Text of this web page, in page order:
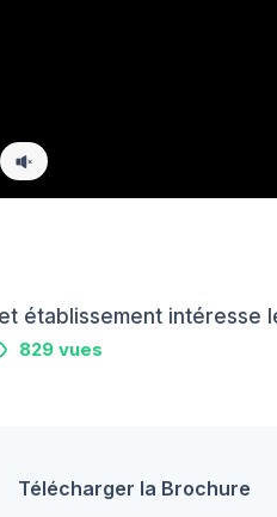
établissement intéresse
829 vues
Télécharger la Brochure